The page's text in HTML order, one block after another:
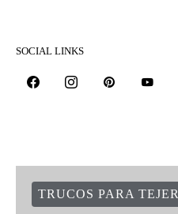
SOCIAL LINKS
TRUCOS PARA TEJER